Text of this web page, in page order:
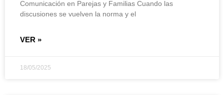
Comunicación en Parejas y Familias Cuando las
discusiones se vuelven la norma y el
VER »
18/05/2025